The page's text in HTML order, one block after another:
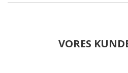
VORES